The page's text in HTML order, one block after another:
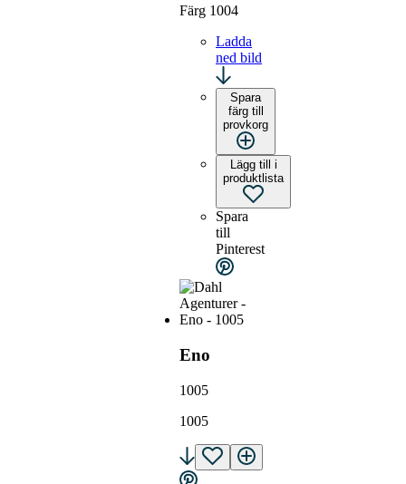
Färg 1004
Ladda
ned bild
Spara
färg till
provkorg
Lägg till i
produktlista
Spara
till
Pinterest
Eno
1005
1005